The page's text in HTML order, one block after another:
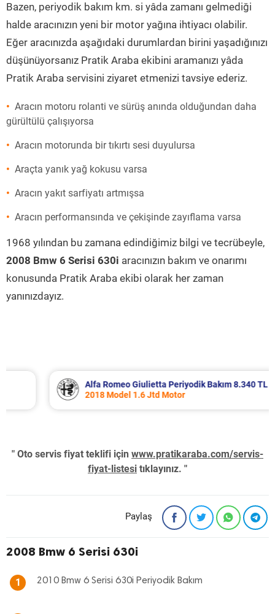
Bazen, periyodik bakım km. si yâda zamanı gelmediği
halde aracınızın yeni bir motor yağına ihtiyacı olabilir.
Eğer aracınızda aşağıdaki durumlardan birini yaşadığınızı
düşünüyorsanız Pratik Araba ekibini aramanızı yâda
Pratik Araba servisini ziyaret etmenizi tavsiye ederiz.
Aracın motoru rolanti ve sürüş anında olduğundan daha
gürültülü çalışıyorsa
Aracın motorunda bir tıkırtı sesi duyulursa
Araçta yanık yağ kokusu varsa
Aracın yakıt sarfiyatı artmışsa
Aracın performansında ve çekişinde zayıflama varsa
1968 yılından bu zamana edindiğimiz bilgi ve tecrübeyle,
2008 Bmw 6 Serisi 630i aracınızın bakım ve onarımı
konusunda Pratik Araba ekibi olarak her zaman
yanınızdayız.
Alfa Romeo Giulietta Periyodik Bakım 8.340 TL
2018 Model 1.6 Jtd Motor
" Oto servis fiyat teklifi için www.pratikaraba.com/servis-
fiyat-listesi tıklayınız. "
Paylaş
2008 Bmw 6 Serisi 630i
1 2010 Bmw 6 Serisi 630i Periyodik Bakım